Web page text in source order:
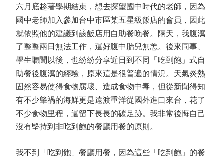
六月底趁著學期結束，想去探望國中時代的老師，因為
國中老師加入參加台中市區某五星級飯店的會員，因此
就依照他的建議到該飯店用自助餐晚餐。隔天，我腹瀉
了整整兩日無法工作，還好腹中胎兒無恙。後來同事、
學生聽聞以後，也紛紛分享近日到不同「吃到飽」式自
助餐後腹瀉的經驗，原來這是很普遍的情況。天氣炎熱
固然容易使得食物腐壞、造成食物中毒，但從新聞得知
有不少肇禍的海鮮更是遠渡重洋從國外進口來台，花了
不少食物里程，還留下長長的碳足跡。我非常後悔自己
沒有堅持到非吃到飽的餐廳用餐的原則。
我不到「吃到飽」餐廳用餐，因為這些「吃到飽」的餐